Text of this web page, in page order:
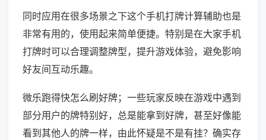
同时应用在很多场景之下这个手机打牌计算辅助也是
非常有用的，使用起来简单便捷。特别是在大家手机
打牌时可以合理调整牌型，提升游戏体验，避免影响
好友间互动乐趣。
微乐跑得快怎么刷好牌；一些玩家反映在游戏中遇到
部分用户的牌特别好，总是能拿到好牌，甚至好像能
看到其他人的牌一样，由此怀疑是不是有挂？确实存